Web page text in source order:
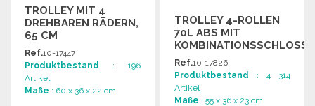
TROLLEY MIT 4
DREHBAREN RÄDERN,
65 CM
Ref.10-17447
Produktbestand : 196
Artikel
Maße : 60 x 36 x 22 cm
TROLLEY 4-ROLLEN
70L ABS MIT
KOMBINATIONSSCHLOSS
Ref.10-17826
Produktbestand : 4 314
Artikel
Maße : 55 x 36 x 23 cm